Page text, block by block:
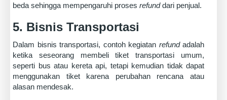
beda sehingga mempengaruhi proses refunddari penjual.
5. Bisnis Transportasi
Dalam bisnis transportasi, contoh kegiatan refundadalah
ketika seseorang membeli tiket transportasi umum,
seperti bus atau kereta api, tetapi kemudian tidak dapat
menggunakan tiket karena perubahan rencana atau
alasan mendesak.